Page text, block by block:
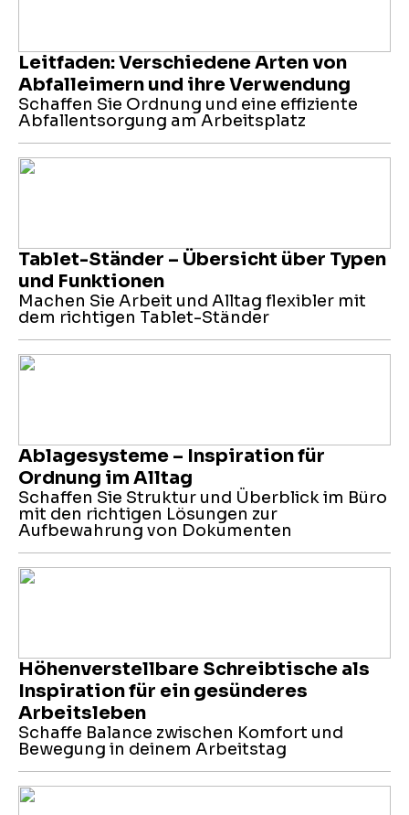
Leitfaden: Verschiedene Arten von
Abfalleimern und ihre Verwendung
Schaffen Sie Ordnung und eine effiziente
Abfallentsorgung am Arbeitsplatz
Tablet-Ständer – Übersicht über Typen
und Funktionen
Machen Sie Arbeit und Alltag flexibler mit
dem richtigen Tablet-Ständer
Ablagesysteme – Inspiration für
Ordnung im Alltag
Schaffen Sie Struktur und Überblick im Büro
mit den richtigen Lösungen zur
Aufbewahrung von Dokumenten
Höhenverstellbare Schreibtische als
Inspiration für ein gesünderes
Arbeitsleben
Schaffe Balance zwischen Komfort und
Bewegung in deinem Arbeitstag